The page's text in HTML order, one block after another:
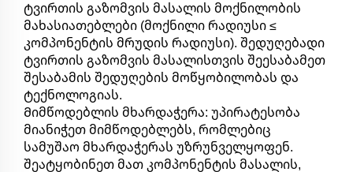
ტვირთის გაზომვის მასალის მოქნილობის
მახასიათებლები (მოქნილი რადიუსი ≤
კომპონენტის მრუდის რადიუსი). შედუღებადი
ტვირთის გაზომვის მასალისთვის შეესაბამეთ
შესაბამის შედუღების მოწყობილობას და
ტექნოლოგიას.
Მიმწოდებლის მხარდაჭერა: უპირატესობა
მიანიჭეთ მიმწოდებლებს, რომლებიც
სამუშაო მხარდაჭერას უზრუნველყოფენ.
შეატყობინეთ მათ კომპონენტის მასალის,